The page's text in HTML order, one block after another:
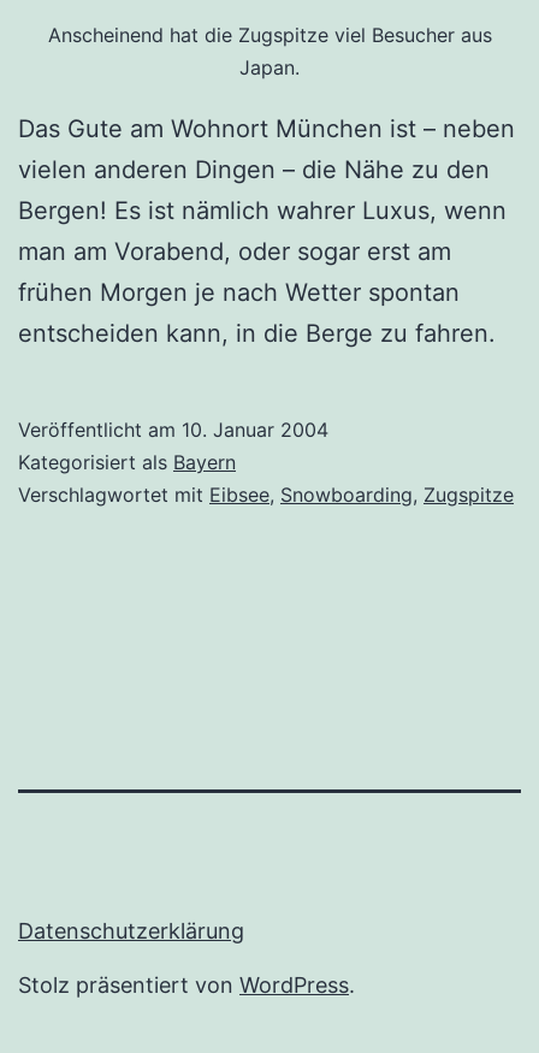
Anscheinend hat die Zugspitze viel Besucher aus
Japan.
Das Gute am Wohnort München ist – neben
vielen anderen Dingen – die Nähe zu den
Bergen! Es ist nämlich wahrer Luxus, wenn
man am Vorabend, oder sogar erst am
frühen Morgen je nach Wetter spontan
entscheiden kann, in die Berge zu fahren.
Veröffentlicht am 10. Januar 2004
Kategorisiert als Bayern
Verschlagwortet mit Eibsee, Snowboarding, Zugspitze
Datenschutzerklärung
Stolz präsentiert von WordPress.